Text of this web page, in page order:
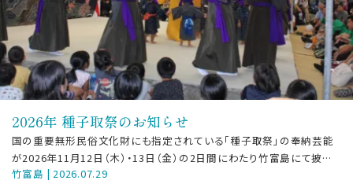
2026年 種子取祭のお知らせ
国の重要無形民俗文化財にも指定されている「種子取祭」の奉納芸能
が2026年11月12日（木）・13日（金）の2日間にわたり竹富島にて披露
されます。 【ご見学の方
竹富島 | 2026.07.29